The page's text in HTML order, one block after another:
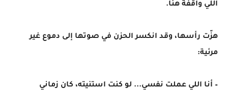
اللي واقفة هنا.
هزّت رأسها، وقد انكسر الحزن في صوتها إلى دموع غير
مرئية:
– أنا اللي عملت نفسي... لو كنت استنيته، كان زماني